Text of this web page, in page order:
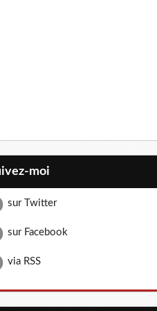
moi
sur Twitter
sur Facebook
via RSS